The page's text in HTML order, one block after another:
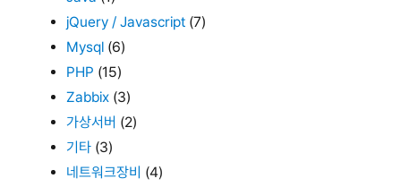
jQuery / Javascript (7)
Mysql (6)
PHP (15)
Zabbix (3)
가상서버 (2)
기타 (3)
네트워크장비 (4)